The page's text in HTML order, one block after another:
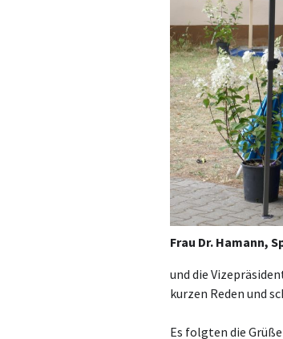
Frau Dr. Hamann,
und die
kurzen Reden und
Es folgten die